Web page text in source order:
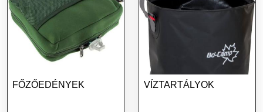
FŐZŐEDÉNYEK VÍZTARTÁLYOK